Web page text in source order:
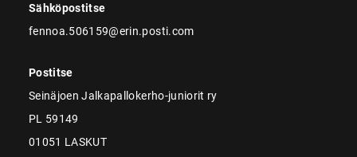
Sähköpostitse
fennoa.506159@erin.posti.com
Postitse
Seinäjoen Jalkapallokerho-juniorit ry
PL 59149
01051 LASKUT